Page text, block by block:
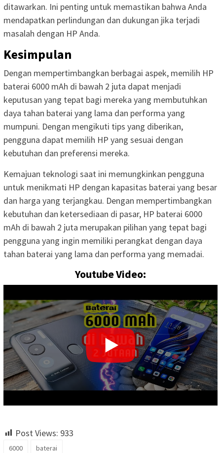
ditawarkan. Ini penting untuk memastikan bahwa Anda
mendapatkan perlindungan dan dukungan jika terjadi
masalah dengan HP Anda.
Kesimpulan
Dengan mempertimbangkan berbagai aspek, memilih HP
baterai 6000 mAh di bawah 2 juta dapat menjadi
keputusan yang tepat bagi mereka yang membutuhkan
daya tahan baterai yang lama dan performa yang
mumpuni. Dengan mengikuti tips yang diberikan,
pengguna dapat memilih HP yang sesuai dengan
kebutuhan dan preferensi mereka.
Kemajuan teknologi saat ini memungkinkan pengguna
untuk menikmati HP dengan kapasitas baterai yang besar
dan harga yang terjangkau. Dengan mempertimbangkan
kebutuhan dan ketersediaan di pasar, HP baterai 6000
mAh di bawah 2 juta merupakan pilihan yang tepat bagi
pengguna yang ingin memiliki perangkat dengan daya
tahan baterai yang lama dan performa yang memadai.
Youtube Video:
Post Views: 933
6000 baterai